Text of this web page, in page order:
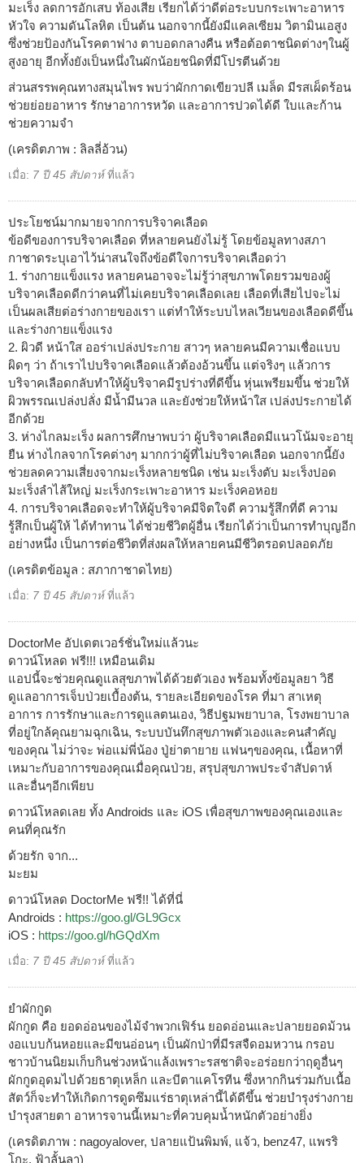
มะเร็ง ลดการอักเสบ ท้องเสีย เรียกได้ว่าดีต่อระบบกระเพาะอาหาร
หัวใจ ความดันโลหิต เป็นต้น นอกจากนี้ยังมีแคลเซียม วิตามินเอสูง
ซึ่งช่วยป้องกันโรคตาฟาง ตาบอดกลางคืน หรือต้อตาชนิดต่างๆในผู้
สูงอายุ อีกทั้งยังเป็นหนึ่งในผักน้อยชนิดที่มีโปรตีนด้วย
ส่วนสรรพคุณทางสมุนไพร พบว่าผักกาดเขียวปลี เมล็ด มีรสเผ็ดร้อน
ช่วยย่อยอาหาร รักษาอาการหวัด และอาการปวดได้ดี ใบและก้าน
ช่วยความจำ
(เครดิตภาพ : ลิลลี่อ้วน)
เมื่อ: 7 ปี 45 สัปดาห์ ที่แล้ว
ประโยชน์มากมายจากการบริจาคเลือด
ข้อดีของการบริจาคเลือด ที่หลายคนยังไม่รู้ โดยข้อมูลทางสภา
กาชาดระบุเอาไว้น่าสนใจถึงข้อดีใจการบริจาคเลือดว่า
1. ร่างกายแข็งแรง หลายคนอาจจะไม่รู้ว่าสุขภาพโดยรวมของผู้
บริจาคเลือดดีกว่าคนที่ไม่เคยบริจาคเลือดเลย เลือดที่เสียไปจะไม่
เป็นผลเสียต่อร่างกายของเรา แต่ทำให้ระบบไหลเวียนของเลือดดีขึ้น
และร่างกายแข็งแรง
2. ผิวดี หน้าใส ออร่าเปล่งประกาย สาวๆ หลายคนมีความเชื่อแบบ
ผิดๆ ว่า ถ้าเราไปบริจาคเลือดแล้วต้องอ้วนขึ้น แต่จริงๆ แล้วการ
บริจาคเลือดกลับทำให้ผู้บริจาคมีรูปร่างที่ดีขึ้น หุ่นเพรียมขึ้น ช่วยให้
ผิวพรรณเปล่งปลั่ง มีน้ำมีนวล และยังช่วยให้หน้าใส เปล่งประกายได้
อีกด้วย
3. ห่างไกลมะเร็ง ผลการศึกษาพบว่า ผู้บริจาคเลือดมีแนวโน้มจะอายุ
ยืน ห่างไกลจากโรคต่างๆ มากกว่าผู้ที่ไม่บริจาคเลือด นอกจากนี้ยัง
ช่วยลดความเสี่ยงจากมะเร็งหลายชนิด เช่น มะเร็งตับ มะเร็งปอด
มะเร็งลำไส้ใหญ่ มะเร็งกระเพาะอาหาร มะเร็งคอหอย
4. การบริจาคเลือดจะทำให้ผู้บริจาคมีจิตใจดี ความรู้สึกที่ดี ความ
รู้สึกเป็นผู้ให้ ได้ทำทาน ได้ช่วยชีวิตผู้อื่น เรียกได้ว่าเป็นการทำบุญอีก
อย่างหนึ่ง เป็นการต่อชีวิตที่ส่งผลให้หลายคนมีชีวิตรอดปลอดภัย
(เครดิตข้อมูล : สภากาชาดไทย)
เมื่อ: 7 ปี 45 สัปดาห์ ที่แล้ว
DoctorMe อัปเดตเวอร์ชั่นใหม่แล้วนะ
ดาวน์โหลด ฟรี!!! เหมือนเดิม
แอปนี้จะช่วยคุณดูแลสุขภาพได้ด้วยตัวเอง พร้อมทั้งข้อมูลยา วิธี
ดูแลอาการเจ็บป่วยเบื้องต้น, รายละเอียดของโรค ที่มา สาเหตุ
อาการ การรักษาและการดูแลตนเอง, วิธีปฐมพยาบาล, โรงพยาบาล
ที่อยู่ใกล้คุณยามฉุกเฉิน, ระบบบันทึกสุขภาพตัวเองและคนสำคัญ
ของคุณ ไม่ว่าจะ พ่อแม่พี่น้อง ปู่ย่าตายาย แฟนๆของคุณ, เนื้อหาที่
เหมาะกับอาการของคุณเมื่อคุณป่วย, สรุปสุขภาพประจำสัปดาห์
และอื่นๆอีกเพียบ
ดาวน์โหลดเลย ทั้ง Androids และ iOS เพื่อสุขภาพของคุณเองและ
คนที่คุณรัก
ด้วยรัก จาก...
มะยม
ดาวน์โหลด DoctorMe ฟรี!! ได้ที่นี่
Androids : https://goo.gl/GL9Gcx
iOS : https://goo.gl/hGQdXm
เมื่อ: 7 ปี 45 สัปดาห์ ที่แล้ว
ยำผักกูด
ผักกูด คือ ยอดอ่อนของไม้จำพวกเฟิร์น ยอดอ่อนและปลายยอดม้วน
งอแบบก้นหอยและมีขนอ่อนๆ เป็นผักป่าที่มีรสจืดอมหวาน กรอบ
ชาวบ้านนิยมเก็บกินช่วงหน้าแล้งเพราะรสชาติจะอร่อยกว่าฤดูอื่นๆ
ผักกูดอุดมไปด้วยธาตุเหล็ก และบีตาแคโรทีน ซึ่งหากกินร่วมกับเนื้อ
สัตว์ก็จะทำให้เกิดการดูดซึมแร่ธาตุเหล่านี้ได้ดีขึ้น ช่วยบำรุงร่างกาย
บำรุงสายตา อาหารจานนี้เหมาะที่ควบคุมน้ำหนักตัวอย่างยิ่ง
(เครดิตภาพ : nagoyalover, ปลายแป้นพิมพ์, แจ้ว, benz47, แพรริ
โกะ, ฟ้าลั้นลา)